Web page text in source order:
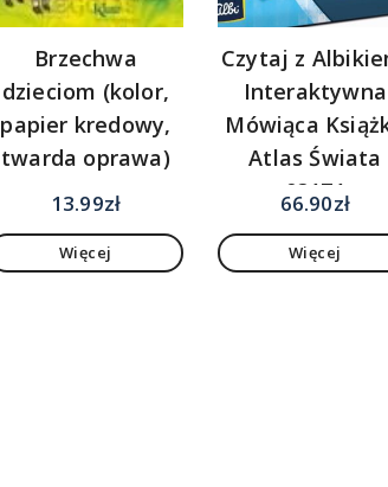
Brzechwa
dzieciom (kolor,
papier kredowy,
twarda oprawa)
13.99zł
Więcej
Czytaj z
Interaktywna
Mówiąca
Atlas Świata
03171
66.90zł
Więcej